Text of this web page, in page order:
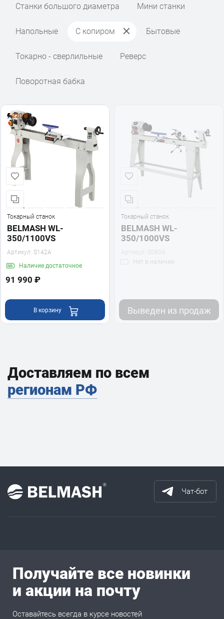
Станки большого диаметра Мини станки
Напольные С копиром Бытовые
Токарно - сверлильные Реверс
Поворотная бабка
220 В
Токарный станок
BELMASH WL-
350/1100VS
Артикул: S142A
Наличие достаточное
91 990 ₽
В корзину
Токарный станок
BELMASH WL-
350/1000VS
Артикул:
S080A
Нет в наличии
Выведен из продаж
Доставляем по всем
регионам РФ
Чат-бот
Получайте все новинки
и акции на почту
Оставайтесь всегда в курсе новостей